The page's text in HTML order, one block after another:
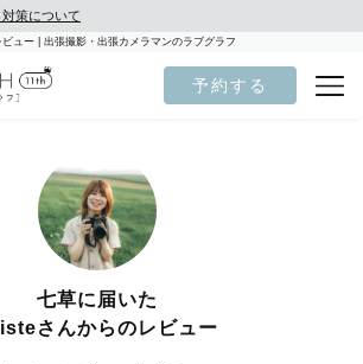
対策について
ュー | 出張撮影・出張カメラマンのラブグラフ
予約する
七草に届いた
さんからのレビュー